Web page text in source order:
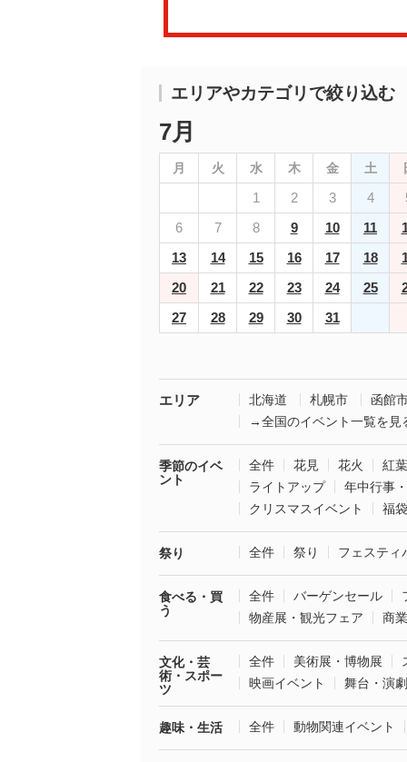
エリアやカテゴリで絞り込む
7月
月 火 水 木 金 土
1 2 3 4
6
7 8 9 10 11
13
14 15 16 17 18
20
21 22 23 24 25
27
28 29 30 31
エリア 北海道 札幌市
函館
→全国のイベント一覧を見
季節のイベ
ント
全件 花見 花火
紅葉
ライトアップ
年中行事
クリスマスイベント
福
祭り 全件 祭り フェスティ
食べる・買
う
全件 バーゲンセール
物産展・観光フェア
商
文化・芸
術・スポー
ツ
全件 美術展・博物展
映画イベント
舞台・演劇
趣味・生活 全件 動物関連イベント